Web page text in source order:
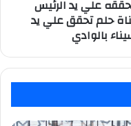
علي يد الرئيس
حلم تحقق علي يد
بالوادي